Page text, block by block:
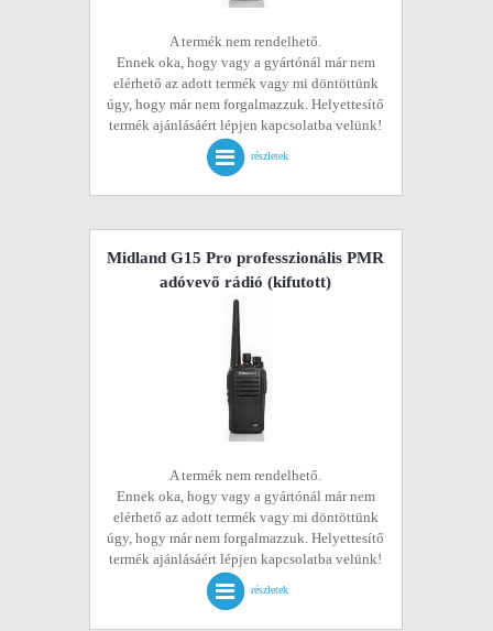
A termék nem rendelhető.
Ennek oka, hogy vagy a gyártónál már nem
elérhető az adott termék vagy mi döntöttünk
úgy, hogy már nem forgalmazzuk. Helyettesítő
termék ajánlásáért lépjen kapcsolatba velünk!
részletek
Midland G15 Pro professzionális PMR
adóvevő rádió (kifutott)
A termék nem rendelhető.
Ennek oka, hogy vagy a gyártónál már nem
elérhető az adott termék vagy mi döntöttünk
úgy, hogy már nem forgalmazzuk. Helyettesítő
termék ajánlásáért lépjen kapcsolatba velünk!
részletek